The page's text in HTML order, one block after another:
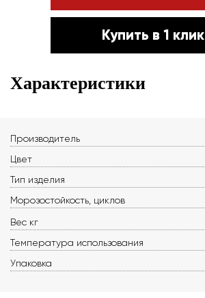
Купить в 1 клик
Характеристики
Производитель
Цвет
Тип изделия
Морозостойкость, циклов
Вес кг
Температура использования
Упаковка